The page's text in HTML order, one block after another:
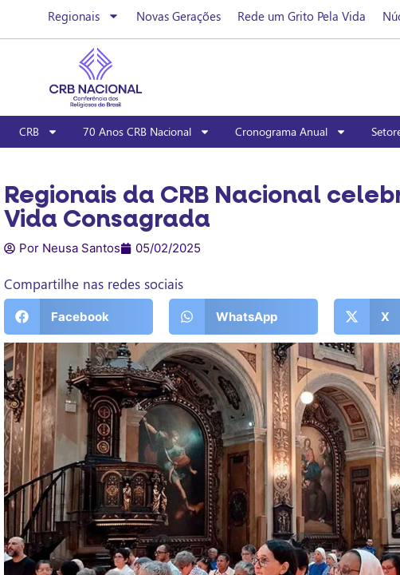
Regionais Novas Gerações Rede um Grito Pela Vida
CRB 70 Anos CRB Nacional Cronograma Anual
Regionais da CRB Nacional
Vida Consagrada
Por Neusa Santos 05/02/2025
Compartilhe nas redes sociais
Facebook WhatsApp X